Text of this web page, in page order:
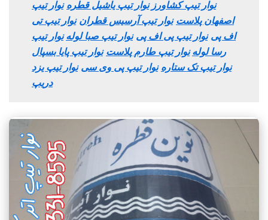
نوار تیپ کشاورز نوار تیپ یاشیل قطره نوار تیپ
اصفهان پلاست نوار تیپ آرسیس قطران نوار تیپ تی
اف پی نوار تیپ پی اف پی نوار تیپ صبا لوله نوار تیپ
رسا لوله نوار تیپ طارم پلاست نوار تیپ پایا بسپال
نوار تیپ تک ستاره نوار تیپ پی وی سی نوار تیپ یزد
دریپ